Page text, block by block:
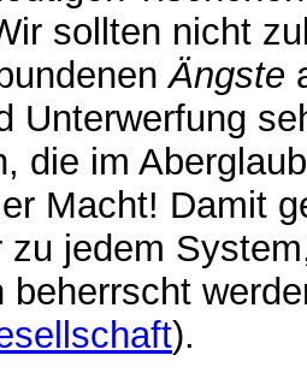
sollten nicht
Ängste
Unterwerfung
die im
Macht! Damit
zu jedem
beherrscht
).